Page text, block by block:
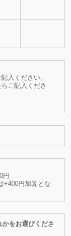
入ください。
ご記入くださ
円加算とな
をお選びくださ